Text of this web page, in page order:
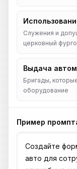
Служения и
церковный
Выдача
Бригады,
оборудование
Пример